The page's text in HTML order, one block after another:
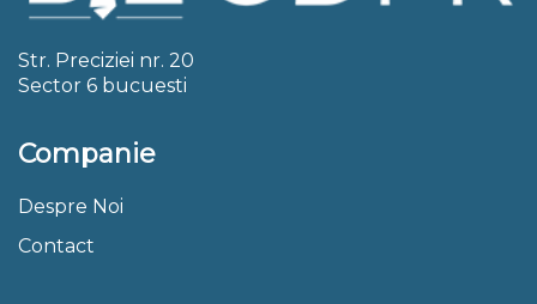
Str. Preciziei nr. 20
Sector 6 bucuesti
Companie
Despre Noi
Contact